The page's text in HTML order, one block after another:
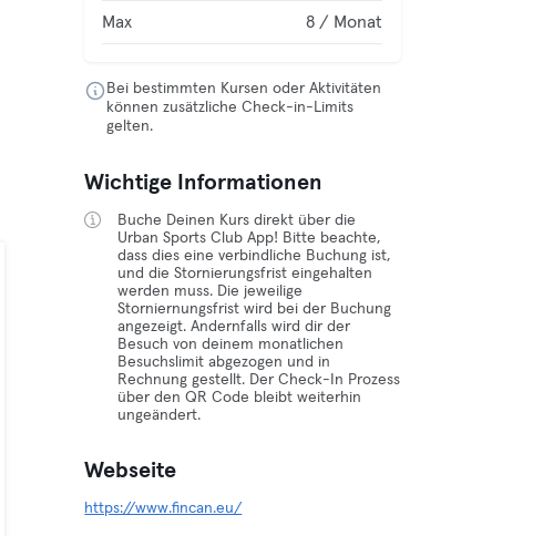
Max 8 / Monat
Bei bestimmten Kursen oder Aktivitäten
können zusätzliche Check-in-Limits
gelten.
Wichtige Informationen
Buche Deinen Kurs direkt über die
Urban Sports Club App! Bitte beachte,
dass dies eine verbindliche Buchung ist,
und die Stornierungsfrist eingehalten
werden muss. Die jeweilige
Storniernungsfrist wird bei der Buchung
angezeigt. Andernfalls wird dir der
Besuch von deinem monatlichen
Besuchslimit abgezogen und in
Rechnung gestellt. Der Check-In Prozess
über den QR Code bleibt weiterhin
ungeändert.
Webseite
https://www.fincan.eu/